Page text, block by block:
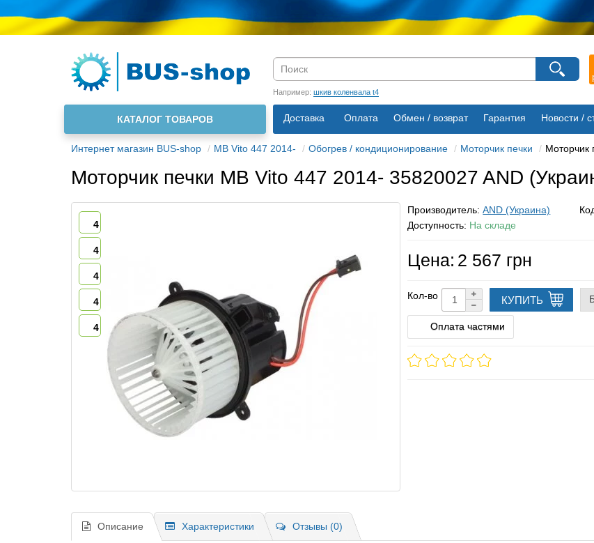
Например: шкив коленвала t4
Доставка Оплата Обмен / возврат Гарантия Новости /
О нас
КАТАЛОГ ТОВАРОВ
Интернет магазин BUS-shop MB Vito 447 2014- Обогрев / кондиционирование Моторчик печки Моторчик
Моторчик печки MB Vito 447 2014- 35820027 AND
4
4
4
4
4
Производитель:AND (Украина)
Доступность: На складе
Цена: 2 567 грн
Кол-во КУПИТЬ
Оплата частями
Описание Характеристики Отзывы (0)